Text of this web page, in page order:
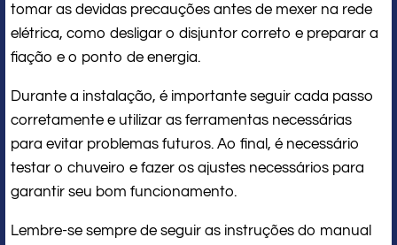
tomar as devidas precauções antes de mexer na rede
elétrica, como desligar o disjuntor correto e preparar a
fiação e o ponto de energia.
Durante a instalação, é importante seguir cada passo
corretamente e utilizar as ferramentas necessárias
para evitar problemas futuros. Ao final, é necessário
testar o chuveiro e fazer os ajustes necessários para
garantir seu bom funcionamento.
Lembre-se sempre de seguir as instruções do manual